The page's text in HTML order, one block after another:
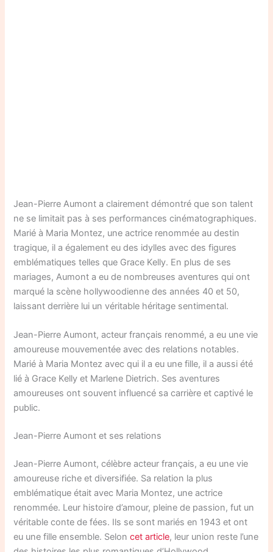
Jean-Pierre Aumont a clairement démontré que son talent
ne se limitait pas à ses performances cinématographiques.
Marié à Maria Montez, une actrice renommée au destin
tragique, il a également eu des idylles avec des figures
emblématiques telles que Grace Kelly. En plus de ses
mariages, Aumont a eu de nombreuses aventures qui ont
marqué la scène hollywoodienne des années 40 et 50,
laissant derrière lui un véritable héritage sentimental.
Jean-Pierre Aumont, acteur français renommé, a eu une vie
amoureuse mouvementée avec des relations notables.
Marié à Maria Montez avec qui il a eu une fille, il a aussi été
lié à Grace Kelly et Marlene Dietrich. Ses aventures
amoureuses ont souvent influencé sa carrière et captivé le
public.
Jean-Pierre Aumont et ses relations
Jean-Pierre Aumont, célèbre acteur français, a eu une vie
amoureuse riche et diversifiée. Sa relation la plus
emblématique était avec Maria Montez, une actrice
renommée. Leur histoire d’amour, pleine de passion, fut un
véritable conte de fées. Ils se sont mariés en 1943 et ont
eu une fille ensemble. Seloncet article, leur union reste l’une